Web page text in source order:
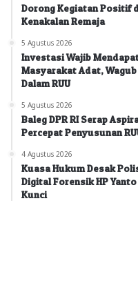
Dorong Kegiatan Positif
Kenakalan Remaja
5 Agustus 2026
Investasi Wajib
Masyarakat Adat,
Dalam RUU
5 Agustus 2026
Baleg DPR RI Serap
Percepat Penyusunan
4 Agustus 2026
Kuasa Hukum Desak
Digital Forensik HP
Kunci